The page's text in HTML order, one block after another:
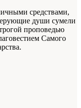
средствами,
души сумели
проповедью
Самого